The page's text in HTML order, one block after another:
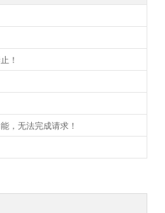
！
，无法完成请求！